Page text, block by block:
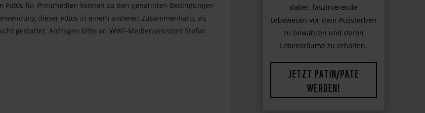
für Printmedien können zu den genannten Bedingungen
dieser Fotos in einem anderen Zusammenhang als
gestattet. Anfragen bitte an WWF-Medienassistent Stefan
dabei, faszinierende
Lebewesen vor dem Aussterben
zu bewahren und deren
Lebensräume zu erhalten.
JETZT PATIN/PATE
WERDEN!